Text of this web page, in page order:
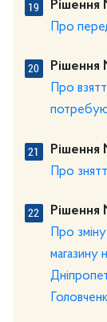
Про
Рішення
Про
Про
Рішення
Про
магазину